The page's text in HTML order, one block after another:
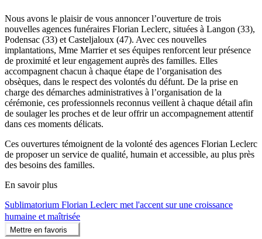
Nous avons le plaisir de vous annoncer l’ouverture de trois
nouvelles agences funéraires Florian Leclerc, situées à Langon (33),
Podensac (33) et Casteljaloux (47). Avec ces nouvelles
implantations, Mme Marrier et ses équipes renforcent leur présence
de proximité et leur engagement auprès des familles. Elles
accompagnent chacun à chaque étape de l’organisation des
obsèques, dans le respect des volontés du défunt. De la prise en
charge des démarches administratives à l’organisation de la
cérémonie, ces professionnels reconnus veillent à chaque détail afin
de soulager les proches et de leur offrir un accompagnement attentif
dans ces moments délicats.
Ces ouvertures témoignent de la volonté des agences Florian Leclerc
de proposer un service de qualité, humain et accessible, au plus près
des besoins des familles.
En savoir plus
Sublimatorium Florian Leclerc met l'accent sur une croissance
humaine et maîtrisée
Mettre en favoris